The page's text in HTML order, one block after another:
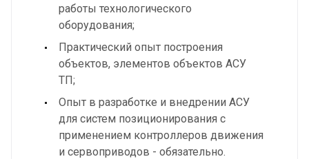
работы технологического
оборудования;
Практический опыт построения
объектов, элементов объектов АСУ
ТП;
Опыт в разработке и внедрении АСУ
для систем позиционирования с
применением контроллеров движения
и сервоприводов - обязательно.